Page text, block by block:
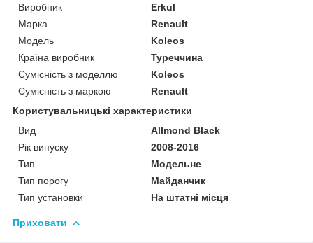
Виробник
Erkul
Марка
Renault
Модель
Koleos
Країна виробник
Туреччина
Сумісність з моделлю
Koleos
Сумісність з маркою
Renault
Користувальницькі характеристики
Вид
Allmond Black
Рік випуску
2008-2016
Тип
Модельне
Тип порогу
Майданчик
Тип установки
На штатні місця
Приховати